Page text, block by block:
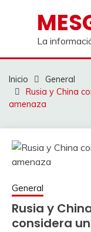
contenidoLa
Inicio
General
Rusia y China
amenaza
General
Rusia y
considera